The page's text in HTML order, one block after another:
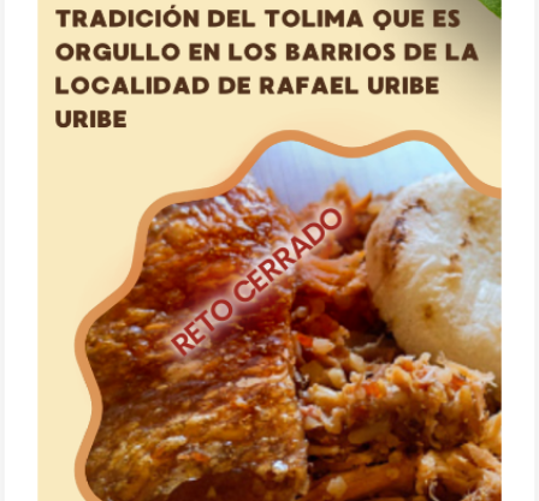
RETO CERRADO
Festival de la Lechona, una
tradición del Tolima que es
orgullo en los barrios de la
localidad de Rafael Uribe Uribe
IR AL RETO